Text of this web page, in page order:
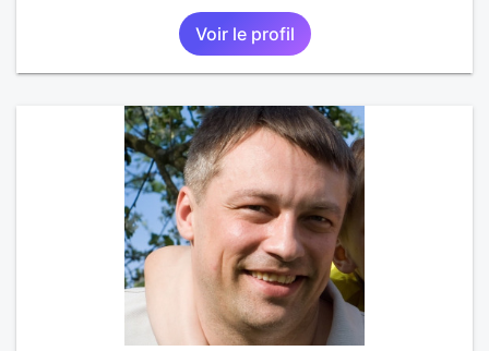
Voir le profil